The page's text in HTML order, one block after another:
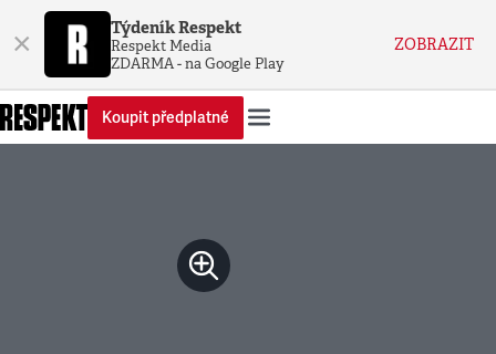
× Týdeník Respekt
Respekt Media
ZDARMA - na Google Play
ZOBRAZIT
Koupit předplatné